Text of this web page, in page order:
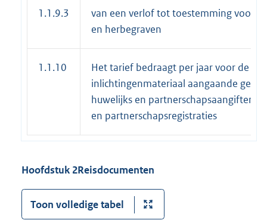
1.1.9.3
van een verlof tot toestemming voor
en herbegraven
1.1.10
Het tarief bedraagt per jaar voor de
inlichtingenmateriaal aangaande
huwelijks en partnerschapsaangiften,
en partnerschapsregistraties
Hoofdstuk 2Reisdocumenten
Toon volledige tabel